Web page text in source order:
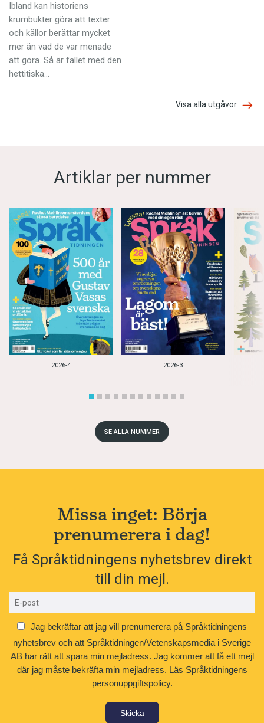
Ibland kan historiens
krumbukter göra att texter
och källor berättar mycket
mer än vad de var menade
att göra. Så är fallet med den
hettitiska…
Visa alla utgåvor
Artiklar per nummer
2026-4 2026-3
SE ALLA NUMMER
Missa inget: Börja
prenumerera i dag!
Få Språktidningens nyhetsbrev direkt
till din mejl.
Jag bekräftar att jag vill prenumerera på Språktidningens
nyhetsbrev och att Språktidningen/Vetenskapsmedia i Sverige
AB har rätt att spara min mejladress. Jag kommer att få ett mejl
där jag måste bekräfta min mejladress. Läs Språktidningens
personuppgiftspolicy.
Skicka